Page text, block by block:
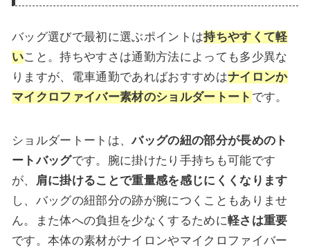
バッグ選びで最初に選ぶポイントは持ちやすくて軽
いこと。持ちやすさは通勤方法によっても多少異な
りますが、電車通勤であればおすすめはナイロンか
マイクロファイバー素材のショルダートート です。
ショルダートートは、バッグの紐の部分が長めのト
ートバッグです。腕に掛けたり手持ちも可能です
が、
肩に掛けることで重量感を感じにくくなります
し、バッグの紐部分の跡が腕につくこともありませ
ん。また体への負担を少なくするために軽さは重要
です。本体の素材がナイロンやマイクロファイバー